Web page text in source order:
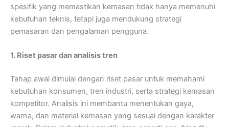
spesifik yang memastikan kemasan tidak hanya memenuhi
kebutuhan teknis, tetapi juga mendukung strategi
pemasaran dan pengalaman pengguna.
1. Riset pasar dan analisis tren
Tahap awal dimulai dengan riset pasar untuk memahami
kebutuhan konsumen, tren industri, serta strategi kemasan
kompetitor. Analisis ini membantu menentukan gaya,
warna, dan material kemasan yang sesuai dengan karakter